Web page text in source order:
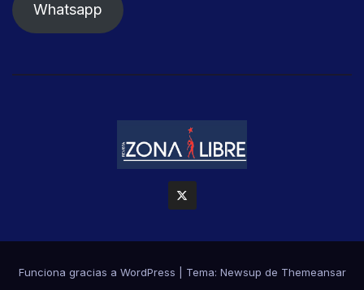
Whatsapp
Funciona gracias a WordPress Tema: Newsup de Themeansar